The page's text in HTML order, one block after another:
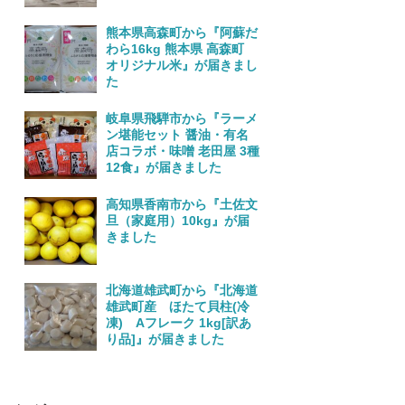
熊本県高森町から『阿蘇だ
わら16kg 熊本県 高森町
オリジナル米』が届きまし
た
岐阜県飛騨市から『ラーメ
ン堪能セット 醤油・有名
店コラボ・味噌 老田屋 3種
12食』が届きました
高知県香南市から『土佐文
旦（家庭用）10kg』が届
きました
北海道雄武町から『北海道
雄武町産 ほたて貝柱(冷
凍) Aフレーク 1kg[訳あ
り品]』が届きました